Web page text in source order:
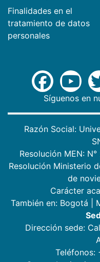
Finalidades en el
tratamiento de datos
personales
Síguenos en
Razón Social:
Resolución MEN:
Resolución Ministerio
de
Carácter
También en: Bogotá
Dirección sede:
Teléfonos: